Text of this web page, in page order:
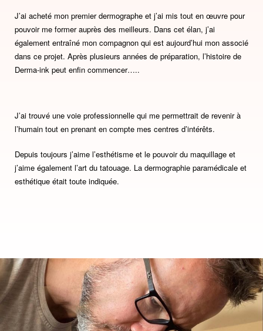
J’ai acheté mon premier dermographe et j’ai mis tout en œuvre pour
pouvoir me former auprès des meilleurs. Dans cet élan, j’ai
également entraîné mon compagnon qui est aujourd’hui mon associé
dans ce projet. Après plusieurs années de préparation, l’histoire de
Derma-ink peut enfin commencer…..
J’ai trouvé une voie professionnelle qui me permettrait de revenir à
l’humain tout en prenant en compte mes centres d’intérêts.
Depuis toujours j’aime l’esthétisme et le pouvoir du maquillage et
j’aime également l’art du tatouage. La dermographie paramédicale et
esthétique était toute indiquée.